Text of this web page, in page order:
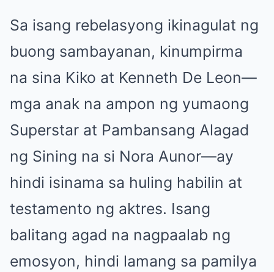
Sa isang rebelasyong ikinagulat ng
buong sambayanan, kinumpirma
na sina Kiko at Kenneth De Leon—
mga anak na ampon ng yumaong
Superstar at Pambansang Alagad
ng Sining na si Nora Aunor—ay
hindi isinama sa huling habilin at
testamento ng aktres. Isang
balitang agad na nagpaalab ng
emosyon, hindi lamang sa pamilya